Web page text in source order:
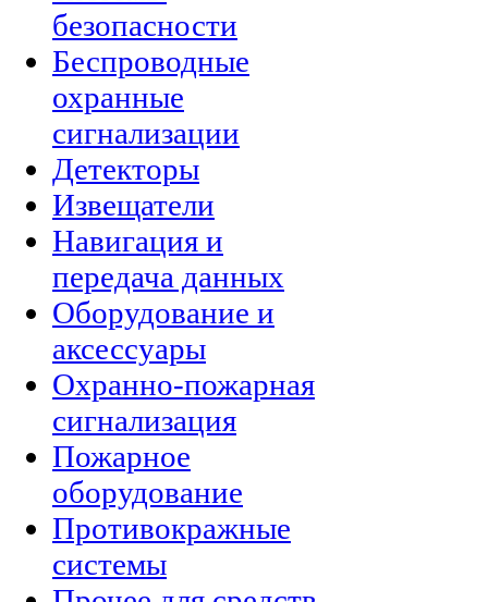
безопасности
Беспроводные
охранные
сигнализации
Детекторы
Извещатели
Навигация и
передача данных
Оборудование и
аксессуары
Охранно-пожарная
сигнализация
Пожарное
оборудование
Противокражные
системы